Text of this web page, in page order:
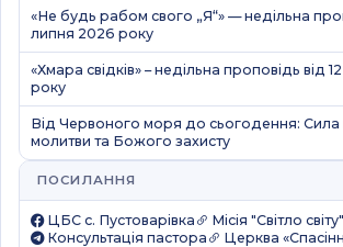
«Не будь рабом свого „Я“» — недільна
липня 2026 року
«Хмара свідків» – недільна проповідь від
року
Від Червоного моря до сьогодення: Сила
молитви та Божого захисту
ПОСИЛАННЯ
ЦБС c. Пустоварівка
Місія "Світло світу"
Консультація пастора
Церква